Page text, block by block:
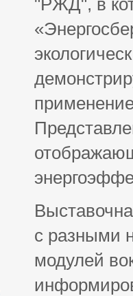
"РЖД", в
с разными
модулей